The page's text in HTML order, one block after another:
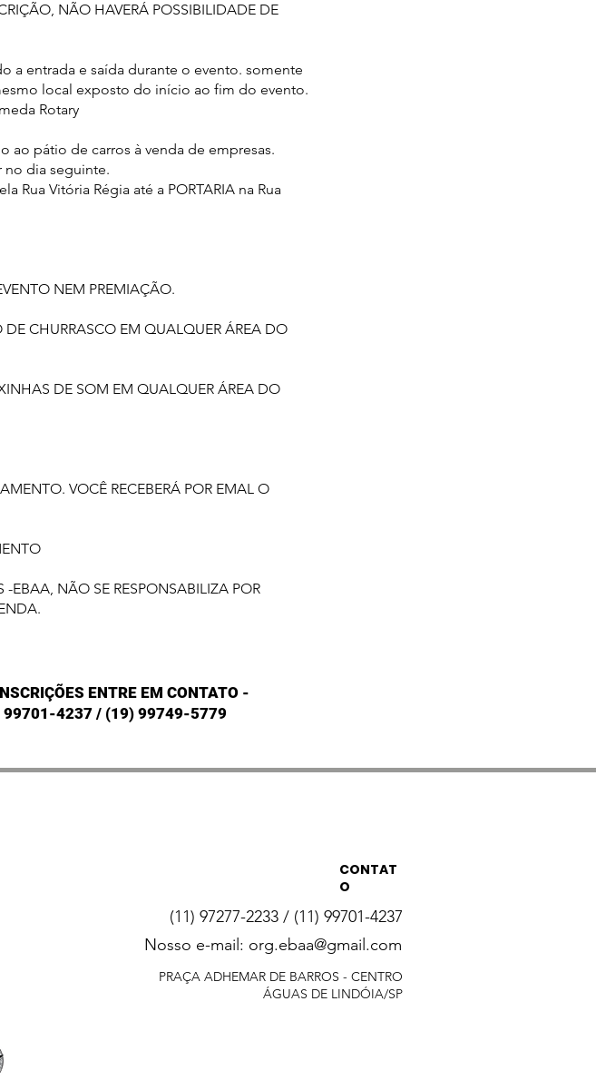
NÃO HAVERÁ POSSIBILIDADE DE
a entrada e saída durante o evento. somente
local exposto do início ao fim do evento.
Rotary
ao pátio de carros à venda de empresas.
no dia seguinte.
Rua Vitória Régia até a PORTARIA na Rua
NEM PREMIAÇÃO.
CHURRASCO EM QUALQUER ÁREA DO
DE SOM EM QUALQUER ÁREA DO
VOCÊ RECEBERÁ POR EMAL O
EBAA, NÃO SE RESPONSABILIZA POR
ENTRE EM CONTATO -
4237 / (19) 99749-5779
CONTAT
O
(11) 97277-2233 / (11) 99701-4237
Nosso e-mail: org.ebaa@gmail.com
PRAÇA ADHEMAR DE BARROS - CENTRO
ÁGUAS DE LINDÓIA/SP